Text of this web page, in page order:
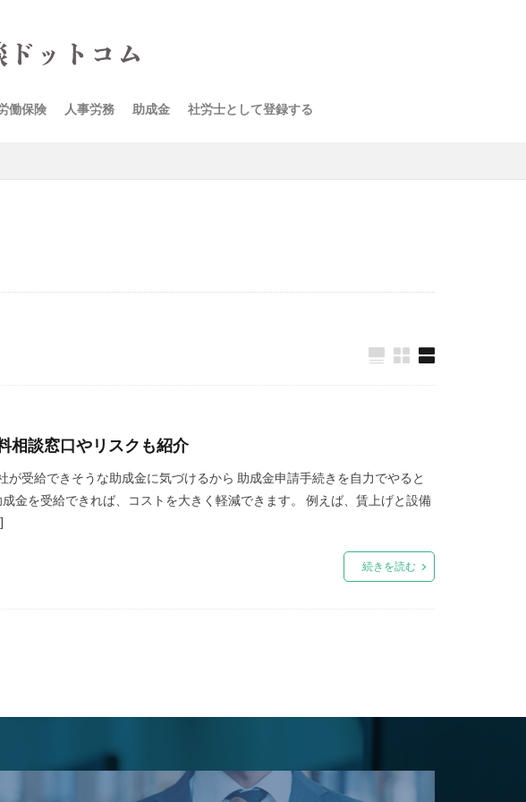
働保険 人事労務 助成金 社労士として登録する
相談窓口やリスクも紹介
受給できそうな助成金に気づけるから 助成金申請手続きを自力でやると
金を受給できれば、コストを大きく軽減できます。 例えば、賃上げと設備
続きを読む